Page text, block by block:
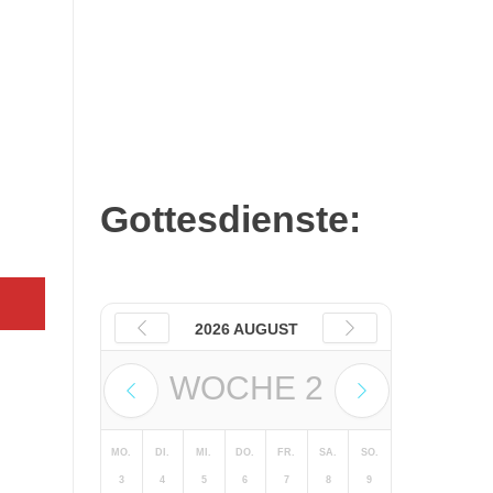
Gottesdienste:
2026 AUGUST
WOCHE 2
MO.
3
DI.
4
MI.
5
DO.
6
FR.
7
SA.
8
SO.
9